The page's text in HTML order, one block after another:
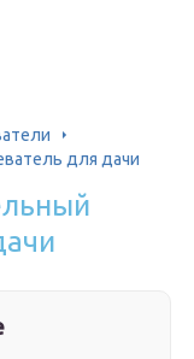
для дачи